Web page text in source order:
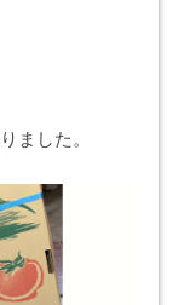
ました。